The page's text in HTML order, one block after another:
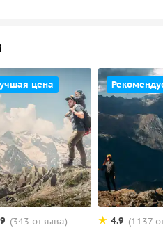
цена
(343 отзыва) 4.9 (1137